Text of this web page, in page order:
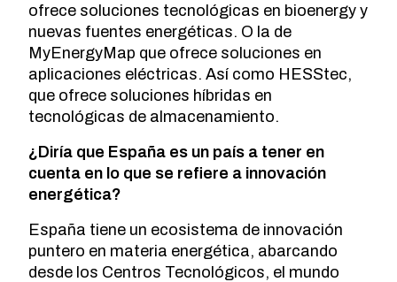
ofrece soluciones tecnológicas en bioenergy y
nuevas fuentes energéticas. O la de
MyEnergyMap que ofrece soluciones en
aplicaciones eléctricas. Así como HESStec,
que ofrece soluciones híbridas en
tecnológicas de almacenamiento.
¿Diría que España es un país a tener en
cuenta en lo que se refiere a innovación
energética?
España tiene un ecosistema de innovación
puntero en materia energética, abarcando
desde los Centros Tecnológicos, el mundo